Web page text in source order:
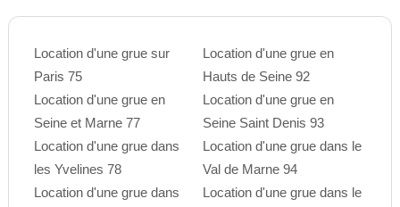
Location d'une grue sur
Paris 75
Location d'une grue en
Seine et Marne 77
Location d'une grue dans
les Yvelines 78
Location d'une grue dans
Location d'une grue en
Hauts de Seine 92
Location d'une grue en
Seine Saint Denis 93
Location d'une grue dans le
Val de Marne 94
Location d'une grue dans le